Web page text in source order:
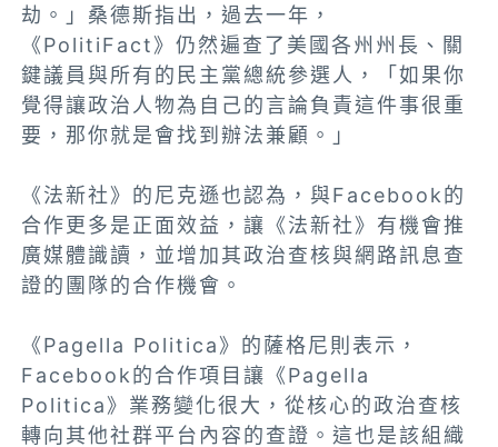
劫。」桑德斯指出，過去一年，
《PolitiFact》仍然遍查了美國各州州長、關
鍵議員與所有的民主黨總統參選人，「如果你
覺得讓政治人物為自己的言論負責這件事很重
要，那你就是會找到辦法兼顧。」
《法新社》的尼克遜也認為，與Facebook的
合作更多是正面效益，讓《法新社》有機會推
廣媒體識讀，並增加其政治查核與網路訊息查
證的團隊的合作機會。
《Pagella Politica》的薩格尼則表示，
Facebook的合作項目讓《Pagella
Politica》業務變化很大，從核心的政治查核
轉向其他社群平台內容的查證。這也是該組織